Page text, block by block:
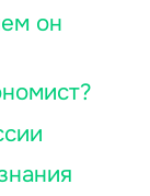
он